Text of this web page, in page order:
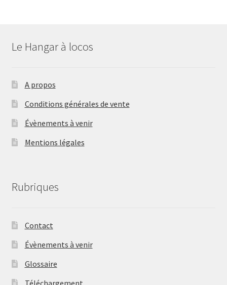
Le Hangar à locos
A propos
Conditions générales de vente
Évènements à venir
Mentions légales
Rubriques
Contact
Évènements à venir
Glossaire
Téléchargement